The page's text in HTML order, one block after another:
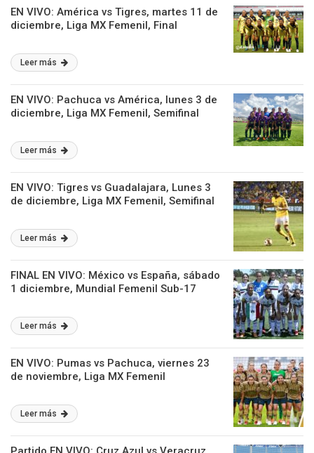
EN VIVO: América vs Tigres, martes 11 de
diciembre, Liga MX Femenil, Final
Leer más
EN VIVO: Pachuca vs América, lunes 3 de
diciembre, Liga MX Femenil, Semifinal
Leer más
EN VIVO: Tigres vs Guadalajara, Lunes 3
de diciembre, Liga MX Femenil, Semifinal
Leer más
FINAL EN VIVO: México vs España, sábado
1 diciembre, Mundial Femenil Sub-17
Leer más
EN VIVO: Pumas vs Pachuca, viernes 23
de noviembre, Liga MX Femenil
Leer más